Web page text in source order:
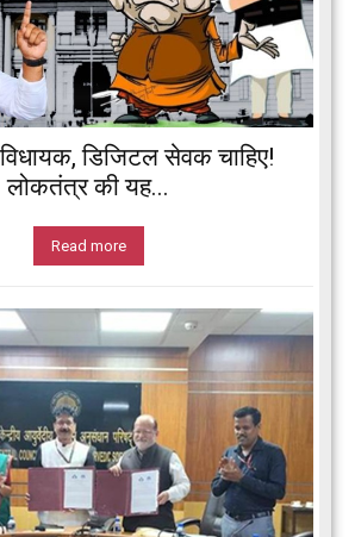
डिजिटल सेवक चाहिए!
लोकतंत्र की यह...
Read more